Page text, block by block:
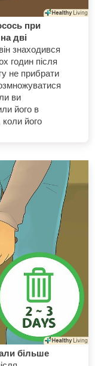
при
дві
знаходився
годин після
не прибрати
ви
його в
коли його
більше